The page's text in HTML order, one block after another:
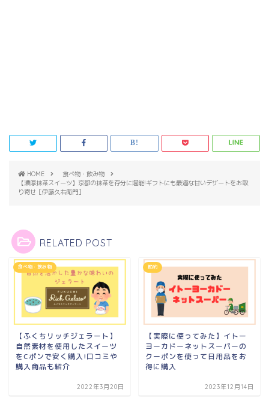
HOME
食べ物・飲み物
【濃厚抹茶スイーツ】京都の抹茶を存分に堪能!ギフトにも最適な甘いデザートをお取
り寄せ［伊藤久右衛門］
RELATED POST
食べ物・飲み物
【ふくちリッチジェラート】
自然素材を使用したスイーツ
をCポンで安く購入!口コミや
購入商品も紹介
2022年3月20日
節約
【実際に使ってみた】イトー
ヨーカドーネットスーパーの
クーポンを使って日用品をお
得に購入
2023年12月14日